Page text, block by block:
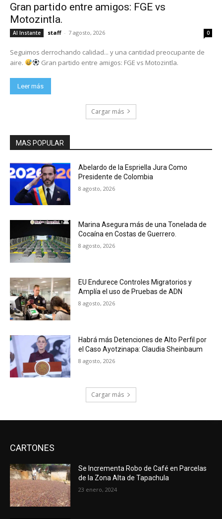
Gran partido entre amigos: FGE vs
Motozintla.
Al Instante staff - 7 agosto, 2026 0
Seguimos derrochando calidad... y una cantidad preocupante de
aire.
Gran partido entre amigos: FGE vs Motozintla.
Leer más
Cargar más
MAS POPULAR
Abelardo de la Espriella Jura Como
Presidente de Colombia
8 agosto, 2026
Marina Asegura más de una Tonelada de
Cocaína en Costas de Guerrero.
8 agosto, 2026
EU Endurece Controles Migratorios y
Amplía el uso de Pruebas de ADN
8 agosto, 2026
Habrá más Detenciones de Alto Perfil por
el Caso Ayotzinapa: Claudia Sheinbaum
8 agosto, 2026
Cargar más
CARTONES
Se Incrementa Robo de Café en Parcelas
de la Zona Alta de Tapachula
23 enero, 2024